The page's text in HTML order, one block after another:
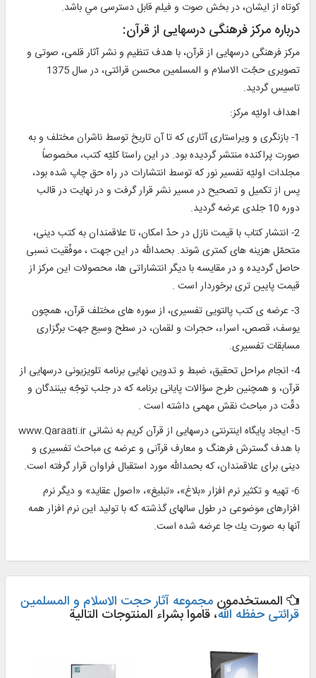
كوتاه از ايشان، در بخش صوت و فيلم قابل دسترسى مي باشد.
درباره مركز فرهنگى درسهايى از قرآن:
مركز فرهنگى درسهايى از قرآن، با هدف تنظيم و نشر آثار قلمى، صوتى و
تصويرى حجّت الاسلام و المسلمين محسن قرائتى، در سال 1375
تاسيس گرديد.
اهداف اوليّه مركز:
1- بازنگرى و ويراستارى آثارى كه تا آن تاريخ توسط ناشران مختلف و به
صورت پراكنده منتشر گرديده بود. در اين راستا كليّه كتب، مخصوصاً
مجلدات اوليّه تفسير نور كه توسط انتشارات در راه حق چاپ شده بود،
پس از تكميل و تصحيح در مسير نشر قرار گرفت و در نهايت در قالب
دوره 10 جلدى عرضه گرديد.
2- انتشار كتاب با قيمت نازل در حدّ امكان، تا علاقمندان به كتب دينى،
متحمّل هزينه ‏هاى كمترى شوند. بحمداللّه در اين جهت ، موفّقيت نسبى
حاصل گرديده و در مقايسه با ديگر انتشاراتى ‏ها، محصولات اين مركز از
قيمت پايين‏ ترى برخوردار است .
3- عرضه‏ ى كتب پالتويى تفسيرى، از سوره‏ هاى مختلف قرآن، همچون
يوسف، قصص، اسراء، حجرات و لقمان، در سطح وسيع جهت برگزارى
مسابقات تفسيرى.
4- انجام مراحل تحقيق، ضبط و تدوين نهايى برنامه تلويزيونى درسهايى از
قرآن، و همچنين طرح سؤالات پايانى برنامه كه در جلب توجّه بينندگان و
دقّت در مباحث نقش مهمى داشته است .
5- ايجاد پايگاه اينترنتى درسهايى از قرآن كريم به نشانى www.Qaraati.ir
با هدف گسترش فرهنگ و معارف قرآنى و عرضه ‏ى مباحث تفسيرى و
دينى براى علاقمندان، كه بحمداللّه مورد استقبال فراوان قرار گرفته است.
6- تهيه و تكثير نرم افزار «بلاغ»، «تبليغ»، «اصول عقايد» و ديگر نرم
‏افزارهاى موضوعى در طول سال‏هاى گذشته كه با توليد اين نرم ‏افزار همه
آنها به صورت يك جا عرضه شده است.
المستخدمون مجموعه آثار حجت الاسلام و المسلمین
قرائتی حفظه الله، قاموا بشراء المنتوجات التالية